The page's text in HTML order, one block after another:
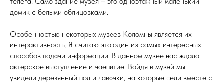
домик с белыми облицовками.
Особенностью некоторых музеев Коломны является их
интерактивность. Я считаю это один из самых интересных
способов подачи информации. В данном музее нас ждало
актерское выступление и чаепитие. Войдя в музей мы
увидели деревянный пол и лавочки, на которые сели вместе с